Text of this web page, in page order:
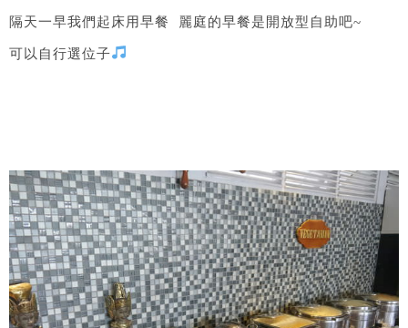
隔天一早我們起床用早餐 麗庭的早餐是開放型自助吧~
可以自行選位子​